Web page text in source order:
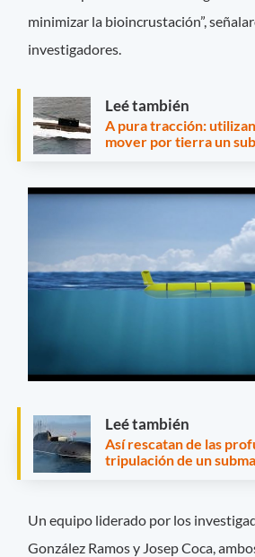
minimizar la bioincrustación”,
investigadores.
Leé también
A pura tracción:
mover por tierra un
Leé también
Así rescatan de las
tripulación de un
Un equipo liderado por los
González Ramos y Josep Coca,